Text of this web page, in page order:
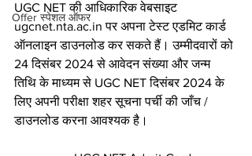
Offer स्पेशल ऑफर
UGC NET की आधिकारिक वेबसाइट
ugcnet.nta.ac.in पर अपना टेस्ट एडमिट कार्ड
ऑनलाइन डाउनलोड कर सकते हैं। उम्मीदवारों को
24 दिसंबर 2024 से आवेदन संख्या और जन्म
तिथि के माध्यम से UGC NET दिसंबर 2024 के
लिए अपनी परीक्षा शहर सूचना पर्ची की जाँच /
डाउनलोड करना आवश्यक है।